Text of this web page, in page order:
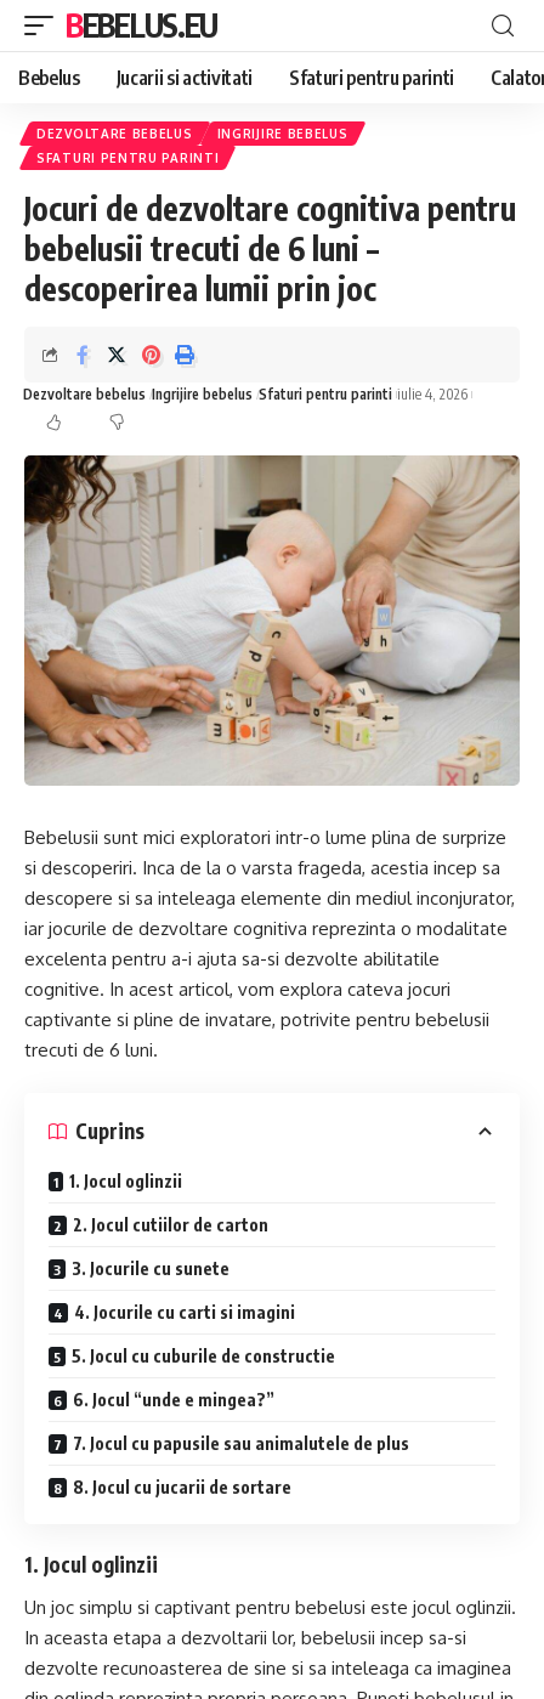
BEBELUS.EU
Bebelus Jucarii si activitati Sfaturi pentru parinti
DEZVOLTARE BEBELUS
INGRIJIRE BEBELUS
SFATURI PENTRU PARINTI
Jocuri de dezvoltare cognitiva pentru
bebelusii trecuti de 6 luni –
descoperirea lumii prin joc
Dezvoltare bebelus Ingrijire bebelus Sfaturi pentru parinti iulie 4, 2026
Bebelusii sunt mici exploratori intr-o lume plina de surprize
si descoperiri. Inca de la o varsta frageda, acestia incep sa
descopere si sa inteleaga elemente din mediul inconjurator,
iar jocurile de dezvoltare cognitiva reprezinta o modalitate
excelenta pentru a-i ajuta sa-si dezvolte abilitatile
cognitive. In acest articol, vom explora cateva jocuri
captivante si pline de invatare, potrivite pentru bebelusii
trecuti de 6 luni.
Cuprins
1. Jocul oglinzii
2. Jocul cutiilor de carton
3. Jocurile cu sunete
4. Jocurile cu carti si imagini
5. Jocul cu cuburile de constructie
6. Jocul “unde e mingea?”
7. Jocul cu papusile sau animalutele de plus
8. Jocul cu jucarii de sortare
1. Jocul oglinzii
Un joc simplu si captivant pentru bebelusi este jocul oglinzii.
In aceasta etapa a dezvoltarii lor, bebelusii incep sa-si
dezvolte recunoasterea de sine si sa inteleaga ca imaginea